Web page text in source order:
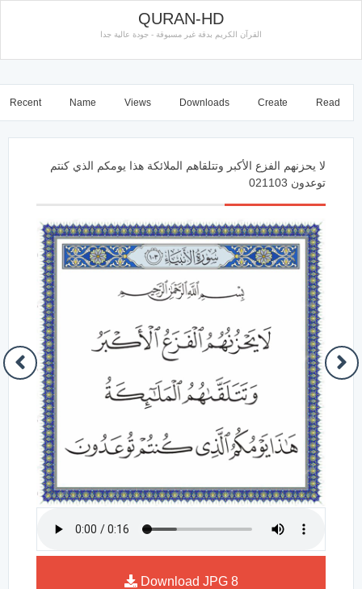
QURAN-HD
القرآن الكريم بدقة غير مسبوقة - جودة عالية جدا
Recent Name Views Downloads Create Read
لا يحزنهم الفزع الأكبر وتتلقاهم الملائكة هذا يومكم الذي كنتم
توعدون 021103
Download JPG 8